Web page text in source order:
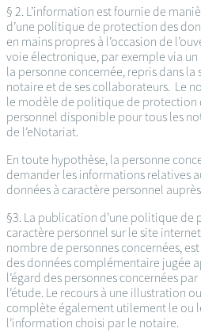
§ 2. L’information est fournie de
d’une politique de protection des
en mains propres à l’occasion de
voie électronique, par exemple via
la personne concernée, repris dans la
notaire et de ses collaborateurs. Le
le modèle de politique de protection
personnel disponible pour tous les
de l’eNotariat.
En toute hypothèse, la personne
demander les informations relatives
données à caractère personnel
§3. La publication d’une politique de
caractère personnel sur le site
nombre de personnes concernées,
des données complémentaire jugée
l’égard des personnes concernées
l’étude. Le recours à une illustration
complète également utilement le ou
l’information choisi par le notaire.